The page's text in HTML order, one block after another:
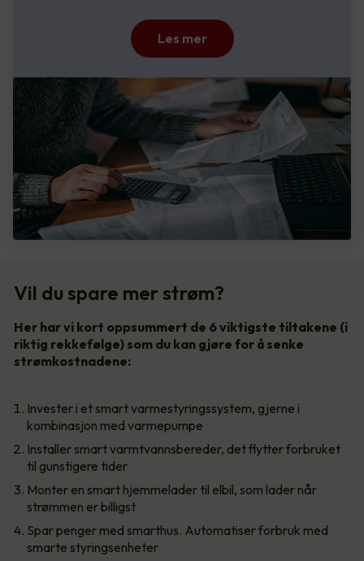
Les mer
Vil du spare mer strøm?
Her har vi kort oppsummert de 6 viktigste tiltakene (i
riktig rekkefølge) som du kan gjøre for å senke
strømkostnadene:
Invester i et smart varmestyringssystem, gjerne i
kombinasjon med varmepumpe
Installer smart varmtvannsbereder, det flytter forbruket
til gunstigere tider
Monter en smart hjemmelader til elbil, som lader når
strømmen er billigst
Spar penger med smarthus. Automatiser forbruk med
smarte styringsenheter